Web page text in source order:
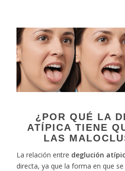
¿POR QUÉ LA
ATÍPICA TIENE
LAS
La relación entre deglución
directa, ya que la forma en que